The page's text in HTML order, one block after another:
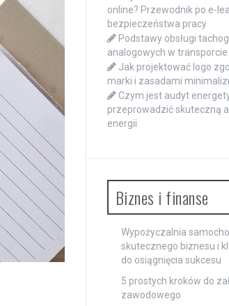
online? Przewodnik po e-
bezpieczeństwa pracy
Podstawy obsługi
analogowych w transporcie
Jak projektować logo
marki i zasadami
Czym jest audyt
przeprowadzić skuteczną
energii
Biznes i finanse
Wypożyczalnia
skutecznego biznesu i
do osiągnięcia sukcesu
5 prostych kroków do
zawodowego